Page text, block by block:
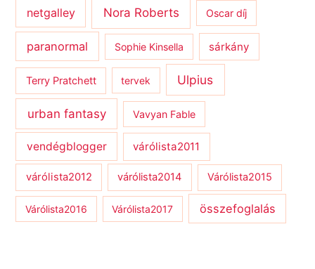
netgalley Nora Roberts Oscar díj
paranormal Sophie Kinsella sárkány
Terry Pratchett tervek Ulpius
urban fantasy Vavyan Fable
vendégblogger várólista2011
várólista2012 várólista2014 Várólista2015
Várólista2016 Várólista2017 összefoglalás